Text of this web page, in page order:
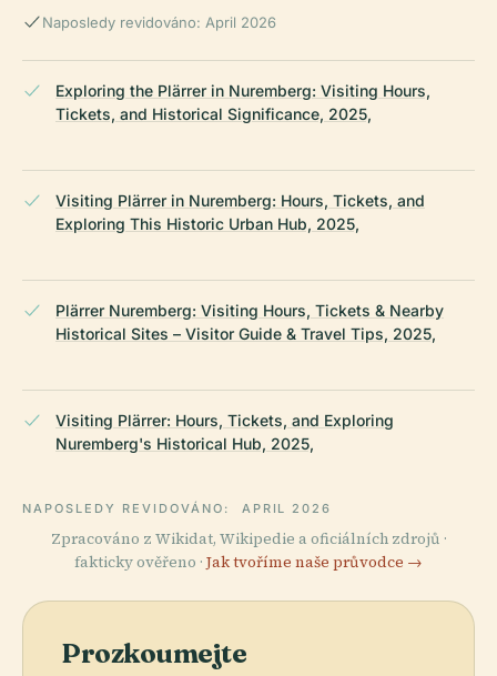
Naposledy revidováno: April 2026
Exploring the Plärrer in Nuremberg: Visiting Hours,
Tickets, and Historical Significance, 2025,
Visiting Plärrer in Nuremberg: Hours, Tickets, and
Exploring This Historic Urban Hub, 2025,
Plärrer Nuremberg: Visiting Hours, Tickets & Nearby
Historical Sites – Visitor Guide & Travel Tips, 2025,
Visiting Plärrer: Hours, Tickets, and Exploring
Nuremberg's Historical Hub, 2025,
NAPOSLEDY REVIDOVÁNO: APRIL 2026
Zpracováno z Wikidat, Wikipedie a oficiálních zdrojů ·
fakticky ověřeno · Jak tvoříme naše průvodce →
Prozkoumejte